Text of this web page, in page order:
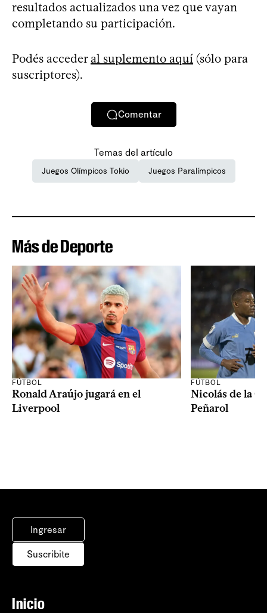
resultados actualizados una vez que vayan
completando su participación.
Podés acceder al suplemento aquí (sólo para
suscriptores).
Comentar
Temas del artículo
Juegos Olímpicos Tokio Juegos Paralímpicos
Más de Deporte
FÚTBOL
Ronald Araújo jugará en el
Liverpool
FÚTBOL
Nicolás de la
Peñarol
Ingresar
Suscribite
Inicio